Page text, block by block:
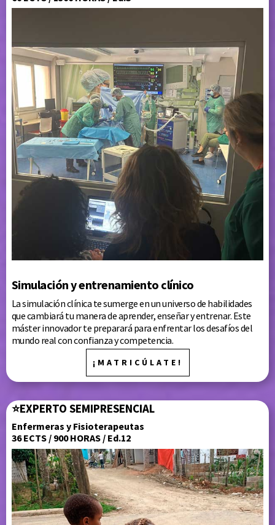
Simulación y entrenamiento clínico
La simulación clínica te sumerge en un universo de habilidades
que cambiará tu manera de aprender, enseñar y entrenar. Este
máster innovador te preparará para enfrentar los desafíos del
mundo real con confianza y competencia.
¡MATRICÚLATE!
⭐EXPERTO SEMIPRESENCIAL
Enfermeras y Fisioterapeutas
36 ECTS / 900 HORAS / Ed.12